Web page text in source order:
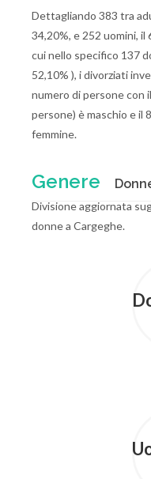
Dettagliando 383 tra
34,20%, e 252 uomini,
cui nello specifico 137
52,10% ), i divorziati
numero di persone con
persone) è maschio e il
femmine.
Genere
Divisione aggiornata
donne a Cargeghe.